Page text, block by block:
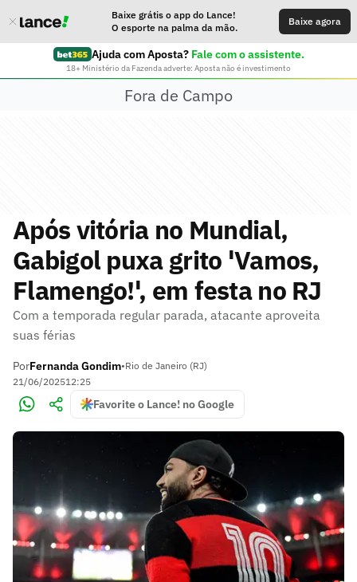
Baixe grátis o app do Lance!
O esporte na palma da mão.
Baixe agora
Ajuda com Aposta? Fale com o assistente.
18+ Ministério da Fazenda adverte: Aposta não é investimento
Fora de Campo
Após vitória no Mundial,
Gabigol puxa grito 'Vamos,
Flamengo!', em festa no RJ
Com a temporada regular parada, atacante aproveita
suas férias
PorFernanda Gondim•Rio de Janeiro (RJ)
21/06/202512:25
Favorite o Lance! no Google